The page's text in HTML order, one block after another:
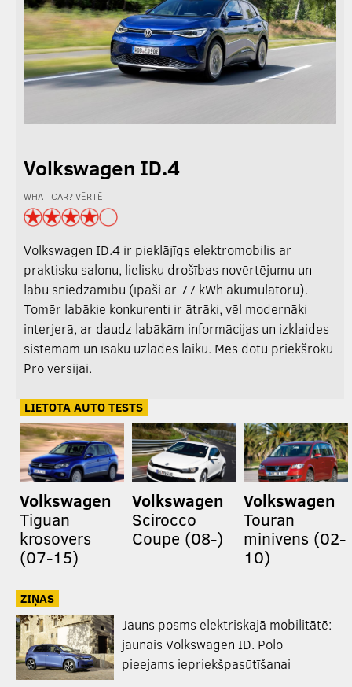
Volkswagen ID.4
WHAT CAR? VĒRTĒ
Volkswagen ID.4 ir pieklājīgs elektromobilis ar
praktisku salonu, lielisku drošības novērtējumu un
labu sniedzamību (īpaši ar 77 kWh akumulatoru).
Tomēr labākie konkurenti ir ātrāki, vēl modernāki
interjerā, ar daudz labākām informācijas un izklaides
sistēmām un īsāku uzlādes laiku. Mēs dotu priekšroku
Pro versijai.
LIETOTA AUTO TESTS
Volkswagen
Tiguan
krosovers
(07-15)
Volkswagen
Scirocco
Coupe (08-)
Volkswagen
Touran
minivens (02-
10)
ZIŅAS
Jauns posms elektriskajā mobilitātē:
jaunais Volkswagen ID. Polo
pieejams iepriekšpasūtīšanai